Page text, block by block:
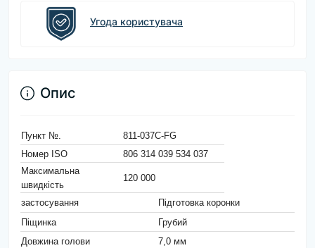
Угода користувача
Опис
Пункт №.
811-037C-FG
Номер ISO
806 314 039 534 037
Максимальна
швидкість
120 000
застосування
Підготовка коронки
Піщинка
Грубий
Довжина голови
7,0 мм